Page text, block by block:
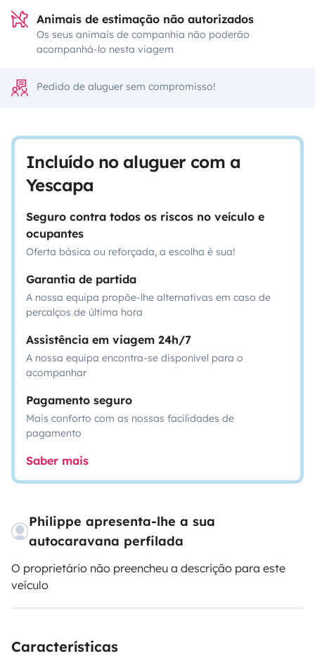
Animais de estimação não autorizados
Os seus animais de companhia não poderão
acompanhá-lo nesta viagem
Pedido de aluguer sem compromisso!
Incluído no aluguer com a
Yescapa
Seguro contra todos os riscos no veículo e
ocupantes
Oferta básica ou reforçada, a escolha é sua!
Garantia de partida
A nossa equipa propõe-lhe alternativas em caso de
percalços de última hora
Assistência em viagem 24h/7
A nossa equipa encontra-se disponível para o
acompanhar
Pagamento seguro
Mais conforto com as nossas facilidades de
pagamento
Saber mais
Philippe apresenta-lhe a sua
autocaravana perfilada
O proprietário não preencheu a descrição para este
veículo
Características